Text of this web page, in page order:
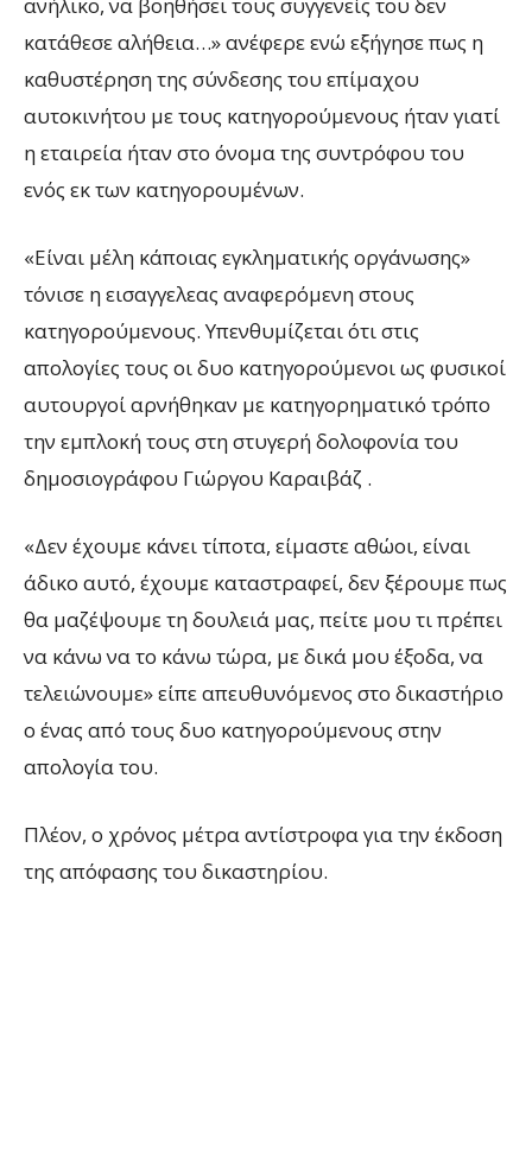
ανήλικο, να βοηθήσει τους συγγενείς του δεν
κατάθεσε αλήθεια…» ανέφερε ενώ εξήγησε πως η
καθυστέρηση της σύνδεσης του επίμαχου
αυτοκινήτου με τους κατηγορούμενους ήταν γιατί
η εταιρεία ήταν στο όνομα της συντρόφου του
ενός εκ των κατηγορουμένων.
«Είναι μέλη κάποιας εγκληματικής οργάνωσης»
τόνισε η εισαγγελεας αναφερόμενη στους
κατηγορούμενους. Υπενθυμίζεται ότι στις
απολογίες τους οι δυο κατηγορούμενοι ως φυσικοί
αυτουργοί αρνήθηκαν με κατηγορηματικό τρόπο
την εμπλοκή τους στη στυγερή δολοφονία του
δημοσιογράφου Γιώργου Καραιβάζ .
«Δεν έχουμε κάνει τίποτα, είμαστε αθώοι, είναι
άδικο αυτό, έχουμε καταστραφεί, δεν ξέρουμε πως
θα μαζέψουμε τη δουλειά μας, πείτε μου τι πρέπει
να κάνω να το κάνω τώρα, με δικά μου έξοδα, να
τελειώνουμε» είπε απευθυνόμενος στο δικαστήριο
ο ένας από τους δυο κατηγορούμενους στην
απολογία του.
Πλέον, ο χρόνος μέτρα αντίστροφα για την έκδοση
της απόφασης του δικαστηρίου.